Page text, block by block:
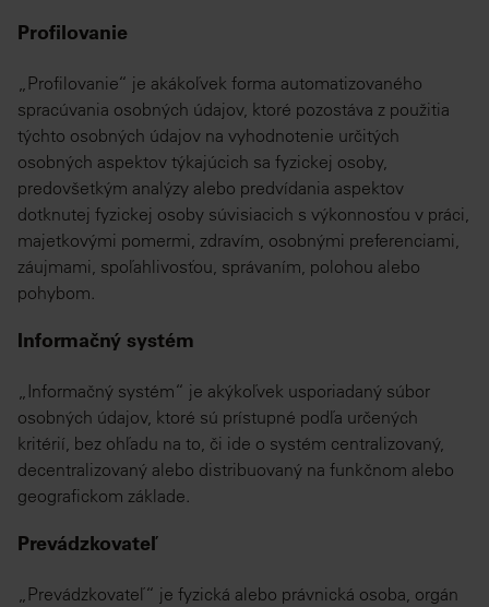
Profilovanie
„Profilovanie“ je akákoľvek forma automatizovaného
spracúvania osobných údajov, ktoré pozostáva z použitia
týchto osobných údajov na vyhodnotenie určitých
osobných aspektov týkajúcich sa fyzickej osoby,
predovšetkým analýzy alebo predvídania aspektov
dotknutej fyzickej osoby súvisiacich s výkonnosťou v práci,
majetkovými pomermi, zdravím, osobnými preferenciami,
záujmami, spoľahlivosťou, správaním, polohou alebo
pohybom.
Informačný systém
„Informačný systém“ je akýkoľvek usporiadaný súbor
osobných údajov, ktoré sú prístupné podľa určených
kritérií, bez ohľadu na to, či ide o systém centralizovaný,
decentralizovaný alebo distribuovaný na funkčnom alebo
geografickom základe.
Prevádzkovateľ
„Prevádzkovateľ“ je fyzická alebo právnická osoba, orgán